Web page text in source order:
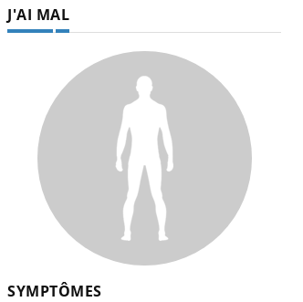
J'AI MAL
SYMPTÔMES